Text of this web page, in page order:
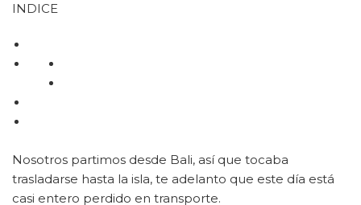
INDICE
Nosotros partimos desde Bali, así que tocaba
trasladarse hasta la isla, te adelanto que este día está
casi entero perdido en transporte.